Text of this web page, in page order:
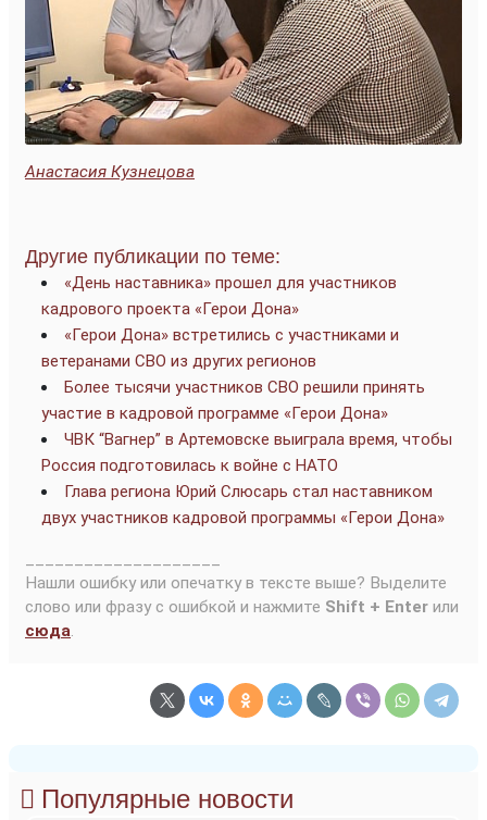
Анастасия Кузнецова
Другие публикации по теме:
«День наставника» прошел для участников
кадрового проекта «Герои Дона»
«Герои Дона» встретились с участниками и
ветеранами СВО из других регионов
Более тысячи участников СВО решили принять
участие в кадровой программе «Герои Дона»
ЧВК “Вагнер” в Артемовске выиграла время, чтобы
Россия подготовилась к войне с НАТО
Глава региона Юрий Слюсарь стал наставником
двух участников кадровой программы «Герои Дона»
Нашли ошибку или опечатку в тексте выше? Выделите
слово или фразу с ошибкой и нажмите Shift + Enter или
сюда.
Популярные новости